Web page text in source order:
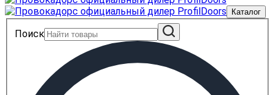
Каталог
Поиск